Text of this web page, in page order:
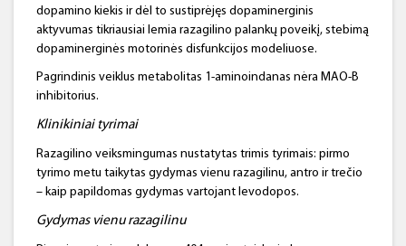
dopamino kiekis ir dėl to sustiprėjęs dopaminerginis
aktyvumas tikriausiai lemia razagilino palankų poveikį, stebimą
dopaminerginės motorinės disfunkcijos modeliuose.
Pagrindinis veiklus metabolitas 1-aminoindanas nėra MAO-B
inhibitorius.
Klinikiniai tyrimai
Razagilino veiksmingumas nustatytas trimis tyrimais: pirmo
tyrimo metu taikytas gydymas vienu razagilinu, antro ir trečio
– kaip papildomas gydymas vartojant levodopos.
Gydymas vienurazagilinu